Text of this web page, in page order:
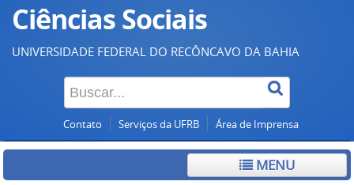
Acesso à informação
Legislação
Canais
Ciências Sociais
UNIVERSIDADE FEDERAL DO RECÔNCAVO DA BAHIA
Contato Serviços da UFRB Área de Imprensa
MENU